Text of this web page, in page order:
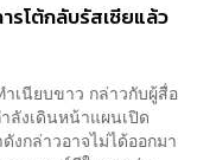
รโต้กลับรัสเซียแล้ว
เนียบขาว กล่าวกับผู้สื่อ
ลังเดินหน้าแผนเปิด
กล่าวอาจไม่ได้ออกมา